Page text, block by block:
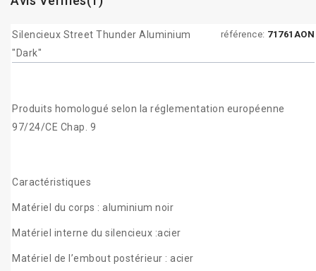
référence: 71761AON
Silencieux Street Thunder Aluminium
"Dark"
Produits homologué selon la réglementation européenne
97/24/CE Chap. 9
Caractéristiques
Matériel du corps : aluminium noir
Matériel interne du silencieux :acier
Matériel de l’embout postérieur : acier